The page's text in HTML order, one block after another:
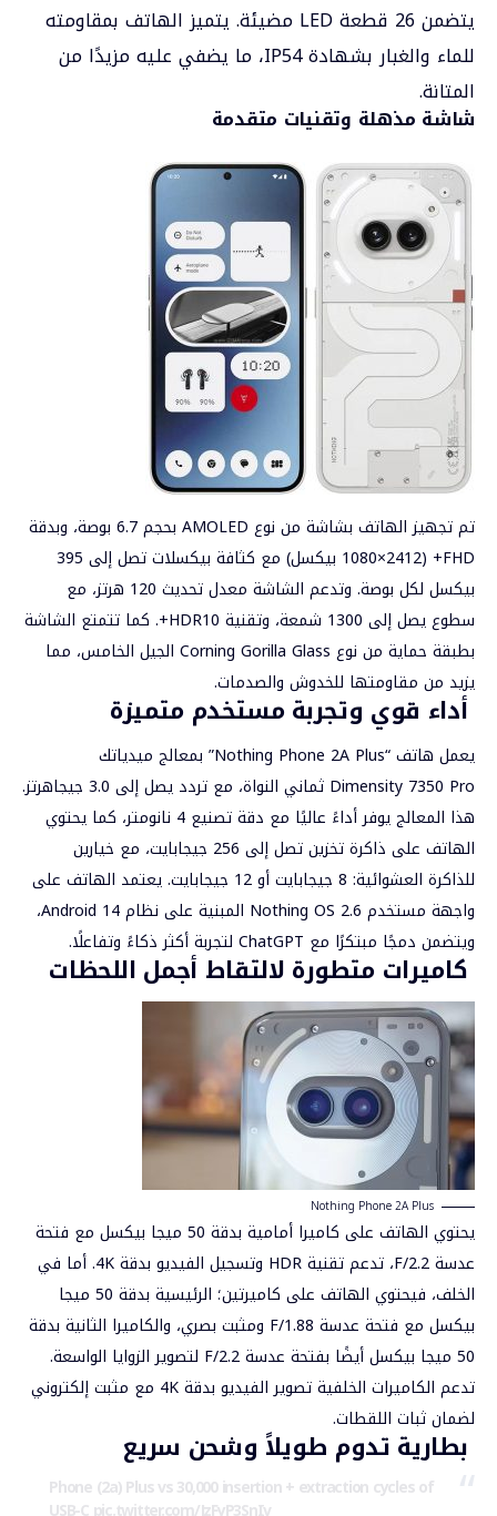
يتضمن 26 قطعة LED مضيئة. يتميز الهاتف بمقاومته
للماء والغبار بشهادة IP54، ما يضفي عليه مزيدًا من
المتانة.
شاشة مذهلة وتقنيات متقدمة
تم تجهيز الهاتف بشاشة من نوع AMOLED بحجم 6.7 بوصة، وبدقة
FHD+ (1080×2412 بيكسل) مع كثافة بيكسلات تصل إلى 395
بيكسل لكل بوصة. وتدعم الشاشة معدل تحديث 120 هرتز، مع
سطوع يصل إلى 1300 شمعة، وتقنية HDR10+. كما تتمتع الشاشة
بطبقة حماية من نوع Corning Gorilla Glass الجيل الخامس، مما
يزيد من مقاومتها للخدوش والصدمات.
أداء قوي وتجربة مستخدم متميزة
يعمل هاتف “Nothing Phone 2A Plus” بمعالج ميدياتك
Dimensity 7350 Pro ثماني النواة، مع تردد يصل إلى 3.0 جيجاهرتز.
هذا المعالج يوفر أداءً عاليًا مع دقة تصنيع 4 نانومتر، كما يحتوي
الهاتف على ذاكرة تخزين تصل إلى 256 جيجابايت، مع خيارين
للذاكرة العشوائية: 8 جيجابايت أو 12 جيجابايت. يعتمد الهاتف على
واجهة مستخدم Nothing OS 2.6 المبنية على نظام Android 14،
ويتضمن دمجًا مبتكرًا مع ChatGPT لتجربة أكثر ذكاءً وتفاعلًا.
كاميرات متطورة لالتقاط أجمل اللحظات
Nothing Phone 2A Plus
يحتوي الهاتف على كاميرا أمامية بدقة 50 ميجا بيكسل مع فتحة
عدسة F/2.2، تدعم تقنية HDR وتسجيل الفيديو بدقة 4K. أما في
الخلف، فيحتوي الهاتف على كاميرتين؛ الرئيسية بدقة 50 ميجا
بيكسل مع فتحة عدسة F/1.88 ومثبت بصري، والكاميرا الثانية بدقة
50 ميجا بيكسل أيضًا بفتحة عدسة F/2.2 لتصوير الزوايا الواسعة.
تدعم الكاميرات الخلفية تصوير الفيديو بدقة 4K مع مثبت إلكتروني
لضمان ثبات اللقطات.
بطارية تدوم طويلاً وشحن سريع
Phone (2a) Plus vs 30,000 insertion + extraction cycles of